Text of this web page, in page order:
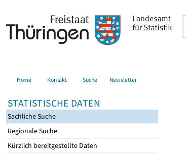
Home Kontakt Suche Newsletter
STATISTISCHE DATEN
Sachliche Suche
Regionale Suche
Kürzlich bereitgestellte Daten